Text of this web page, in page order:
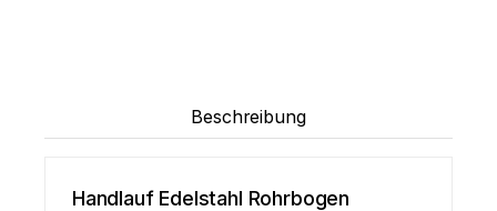
Beschreibung
Handlauf Edelstahl Rohrbogen